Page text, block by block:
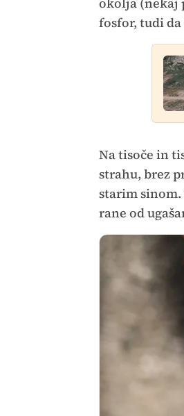
fosfor, tudi
Na tisoče in
strahu, brez
starim
rane od